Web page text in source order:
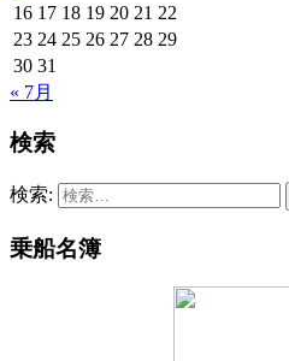
16 17 18 19 20 21 22
23 24 25 26 27 28 29
30 31
« 7月
検索
検索:
乗船名簿